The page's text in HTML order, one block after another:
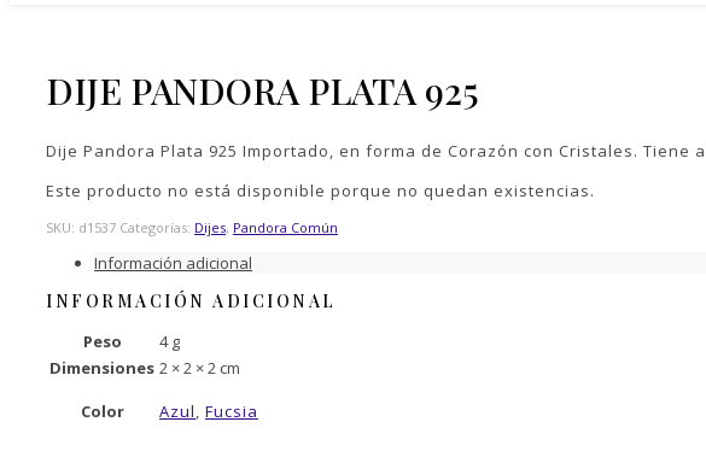
DIJE PANDORA PLATA 925
Dije Pandora Plata 925 Importado, en forma de Corazón con Cristales. Tiene
Este producto no está disponible porque no quedan existencias.
SKU: d1537 Categorías: Dijes, Pandora Común
Información adicional
INFORMACIÓN ADICIONAL
Peso
4 g
Dimensiones 2 × 2 × 2 cm
Color
Azul, Fucsia